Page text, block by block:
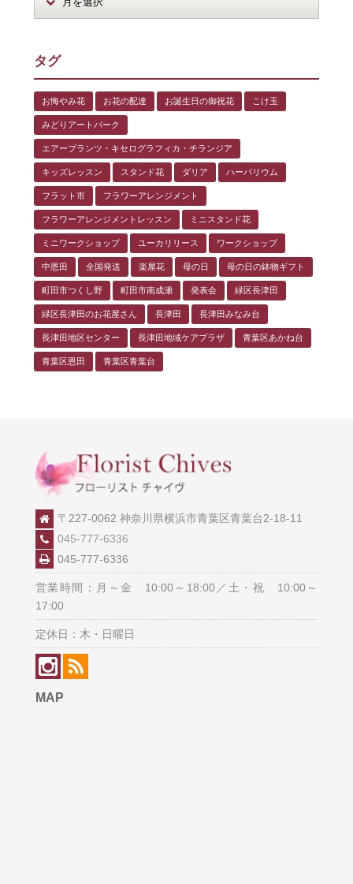
タグ
お悔やみ花 お花の配達 お誕生日の御祝花 こけ玉
みどりアートパーク
エアープランツ・キセログラフィカ・チランジア
キッズレッスン スタンド花 ダリア ハーバリウム
フラット市 フラワーアレンジメント
フラワーアレンジメントレッスン ミニスタンド花
ミニワークショップ ユーカリリース ワークショップ
中恩田 全国発送 楽屋花 母の日 母の日の鉢物ギフト
町田市つくし野 町田市南成瀬 発表会 緑区長津田
緑区長津田のお花屋さん 長津田 長津田みなみ台
長津田地区センター 長津田地域ケアプラザ 青葉区あかね台
青葉区恩田 青葉区青葉台
〒227-0062 神奈川県横浜市青葉区青葉台2-18-11
045-777-6336
045-777-6336
営業時間：月～金 10:00～18:00／土・祝 10:00～
17:00
定休日：木・日曜日
MAP